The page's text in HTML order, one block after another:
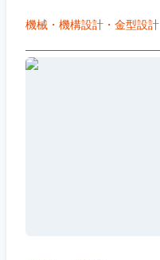
機械・機構設計・金型設計